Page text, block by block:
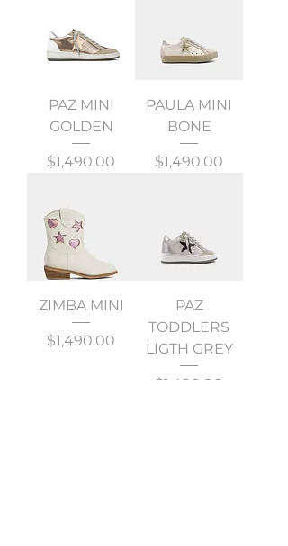
PAZ MINI
GOLDEN
Precio
$1,490.00
PAULA MINI
BONE
Precio
$1,490.00
ZIMBA MINI
Precio
$1,490.00
PAZ
TODDLERS
LIGTH GREY
Precio
$1,490.00